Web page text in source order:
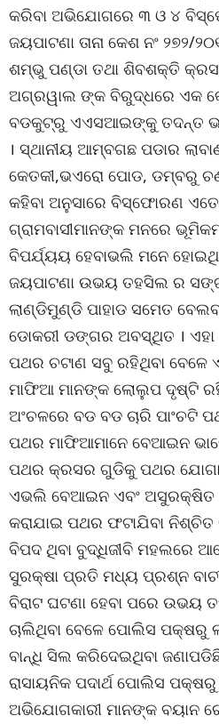
କରିବା ଅଭିଯୋଗରେ ୩ ଓ ୪
ଜୟପାଟଣା ତାନା କେଶ ନଂ
ଶମ୍ଭୁ ପଣ୍ଡା ତଥା ଶିବଶକ୍ତି
ଅଗ୍ରୱାଲ ଙ୍କ ବିରୁଦ୍ଧରେ ଏକ
ବଡକୁଟ୍ରୁ ଏଏସଆଇଙ୍କୁ ତଦନ୍ତ
। ସ୍ଥାନୀୟ ଆମ୍ବଗଛ ପଡାର
କେତକୀ,ଭଏରୋ ପୋଡ, ଡମ୍ବରୁ
କହିବା ଅନୁସାରେ ବିସ୍ଫୋରଣ ଏତେ
ଗ୍ରାମବାସୀମାନଙ୍କ ମନରେ
ବିପର୍ଯ୍ୟୟ ହେବାଭଲି ମନେ
ଜୟପାଟଣା ଉଭୟ ତହସିଲ ର
ଲାଣ୍ଡିମୁଣ୍ଡି ପାହାଡ ସମେତ
ଡୋକରୀ ଡଙ୍ଗର ଅବସ୍ଥିତ ।
ପଥର ଚଟାଣ ସବୁ ରହିଥିବା
ମାଫିଆ ମାନଙ୍କ ଲୋଲୁପ ଦୃଷ୍ଟି
ଅଂଚଳରେ ବଡ ବଡ ଚାରି ପାଂଚଟି
ପଥର ମାଫିଆମାନେ ବେଆଇନ
ପଥର କ୍ରସର ଗୁଡିକୁ ପଥର
ଏଭଲି ବେଆଇନ ଏବଂ ଅସୁରକ୍ଷିତ
କରାଯାଇ ପଥର ଫଟାଯିବା ନିଶ୍ଚିତ
ବିପଦ ଥିବା ବୁଦ୍ଧିଜୀବି ମହଲରେ
ସୁରକ୍ଷା ପ୍ରତି ମଧ୍ୟ ପ୍ରଶ୍ନ
ବିରାଟ ଘଟଣା ହେବା ପରେ ଉଭୟ
ଚାଲିଥିବା ବେଳେ ପୋଲିସ ପକ୍ଷରୁ
ବାନ୍ଧି ସିଲ କରିଦେଇଥିବା
ରାସାୟନିକ ପଦାର୍ଥ ପୋଲିସ
ଅଭିଯୋଗକାରୀ ମାନଙ୍କ ବୟାନ